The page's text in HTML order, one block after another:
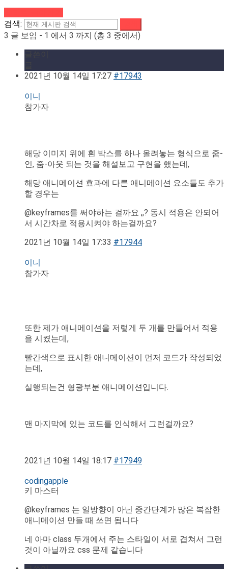
검색:
3 글 보임 - 1 에서 3 까지 (총 3 중에서)
2021년 10월 14일 17:27 #17943
이니
참가자
해당 이미지 위에 흰 박스를 하나 올려놓는 형식으로 줌-
인, 줌-아웃 되는 것을 해설보고 구현을 했는데,
해당 애니메이션 효과에 다른 애니메이션 요소들도 추가
할 경우는
@keyframes를 써야하는 걸까요 ,,? 동시 적용은 안되어
서 시간차로 적용시켜야 하는걸까요?
2021년 10월 14일 17:33 #17944
이니
참가자
또한 제가 애니메이션을 저렇게 두 개를 만들어서 적용
을 시켰는데,
빨간색으로 표시한 애니메이션이 먼저 코드가 작성되었
는데,
실행되는건 형광부분 애니메이션입니다.
맨 마지막에 있는 코드를 인식해서 그런걸까요?
2021년 10월 14일 18:17 #17949
codingapple
키 마스터
@keyframes 는 일방향이 아닌 중간단계가 많은 복잡한
애니메이션 만들 때 쓰면 됩니다
네 아마 class 두개에서 주는 스타일이 서로 겹쳐서 그런
것이 아닐까요 css 문제 같습니다